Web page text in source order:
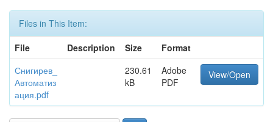
Files in This Item:
File
Description Size
Format
Снигирев_
Автоматиз
ация.pdf
230.61
kB
Adobe
PDF
View/Open